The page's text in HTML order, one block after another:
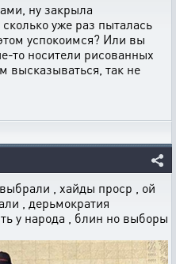
ну закрыла
уже раз пыталась
успокоимся? Или вы
то носители рисованных
так не
, хайды проср , ой
, дерьмократия
у народа , блин но выборы